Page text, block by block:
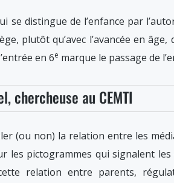
se distingue de l’enfance par
plutôt qu’avec l’avancée en âge,
en 6e marque le passage de
chercheuse au CEMTI
(ou non) la relation entre les
pictogrammes qui signalent les
relation entre parents,